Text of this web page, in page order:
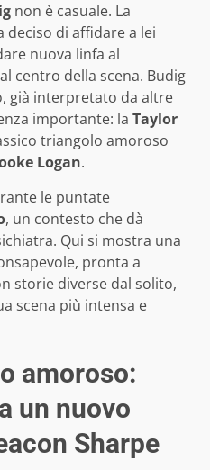
non è casuale. La
deciso di affidare a lei
nuova linfa al
centro della scena. Budig
già interpretato da altre
importante: la Taylor
triangolo amoroso
Logan.
le puntate
, un contesto che dà
Qui si mostra una
pronta a
storie diverse dal solito,
scena più intensa e
amoroso:
un nuovo
Sharpe